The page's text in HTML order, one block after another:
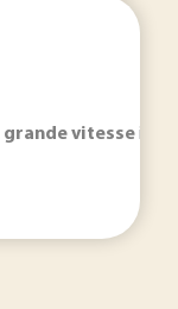
grandevitesse